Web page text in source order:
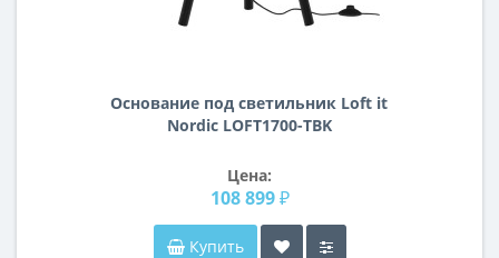
Основание под светильник Loft it
Nordic LOFT1700-TBK
Цена:
108 899 ₽
Купить